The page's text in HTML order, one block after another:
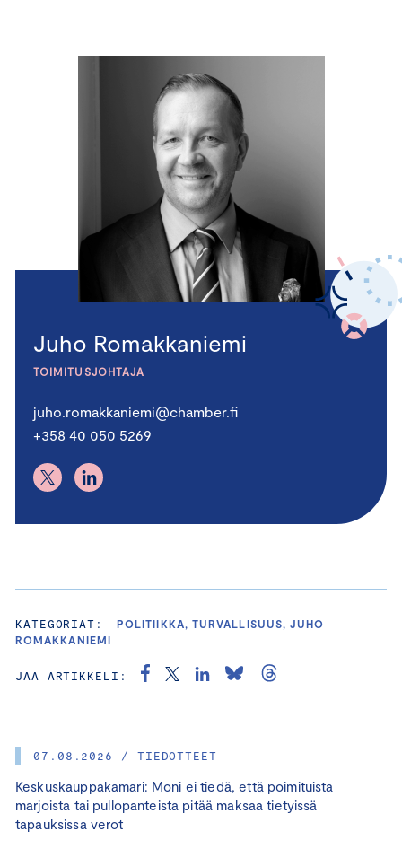
07.08.2026 / TIEDOTTEET
Keskuskauppakamari: Moni ei tiedä, että poimituista
marjoista tai pullopanteista pitää maksaa tietyissä
tapauksissa verot
Juho Romakkaniemi
TOIMITUSJOHTAJA
juho.romakkaniemi@chamber.fi
+358 40 050 5269
KATEGORIAT:
POLITIIKKA, TURVALLISUUS, JUHO
ROMAKKANIEMI
JAA ARTIKKELI: